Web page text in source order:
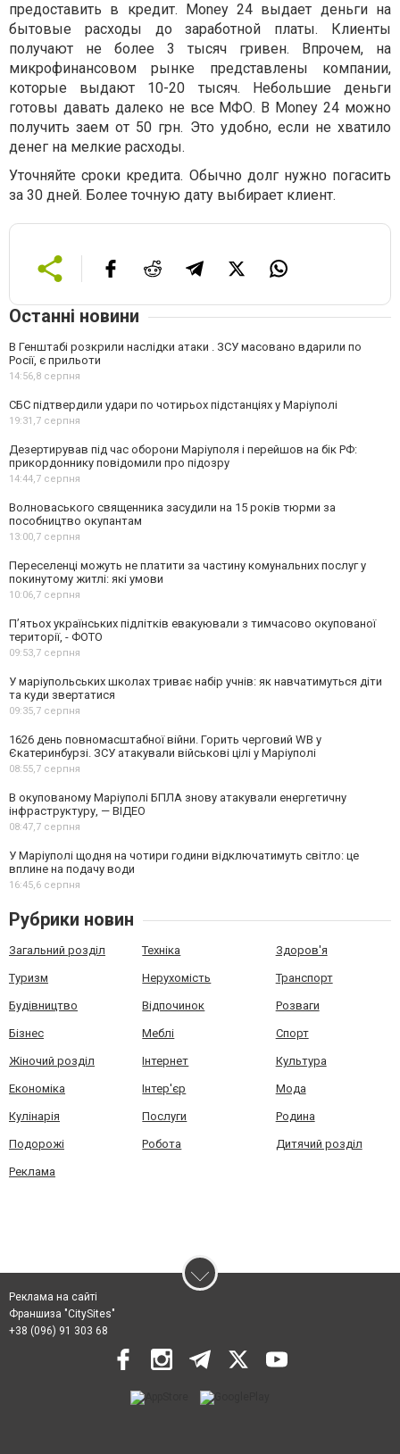
предоставить в кредит. Money 24 выдает деньги на
бытовые расходы до заработной платы. Клиенты
получают не более 3 тысяч гривен. Впрочем, на
микрофинансовом рынке представлены компании,
которые выдают 10-20 тысяч. Небольшие деньги
готовы давать далеко не все МФО. В Money 24 можно
получить заем от 50 грн. Это удобно, если не хватило
денег на мелкие расходы.
Уточняйте сроки кредита. Обычно долг нужно погасить
за 30 дней. Более точную дату выбирает клиент.
Останні новини
В Генштабі розкрили наслідки атаки . ЗСУ масовано вдарили по
Росії, є прильоти
14:56,8 серпня
СБС підтвердили удари по чотирьох підстанціях у Маріуполі
19:31,7 серпня
Дезертирував під час оборони Маріуполя і перейшов на бік РФ:
прикордоннику повідомили про підозру
14:44,7 серпня
Волноваського священника засудили на 15 років тюрми за
пособництво окупантам
13:00,7 серпня
Переселенці можуть не платити за частину комунальних послуг у
покинутому житлі: які умови
10:06,7 серпня
П’ятьох українських підлітків евакуювали з тимчасово окупованої
території, - ФОТО
09:53,7 серпня
У маріупольських школах триває набір учнів: як навчатимуться діти
та куди звертатися
09:35,7 серпня
1626 день повномасштабної війни. Горить черговий WB у
Єкатеринбурзі. ЗСУ атакували військові цілі у Маріуполі
08:55,7 серпня
В окупованому Маріуполі БПЛА знову атакували енергетичну
інфраструктуру, — ВІДЕО
08:47,7 серпня
У Маріуполі щодня на чотири години відключатимуть світло: це
вплине на подачу води
16:45,6 серпня
Рубрики новин
Загальний розділ Техніка Здоров'я
Туризм Нерухомість Транспорт
Будівництво Відпочинок Розваги
Бізнес Меблі Спорт
Жіночий розділ Інтернет Культура
Економіка Інтер'єр Мода
Кулінарія Послуги Родина
Подорожі Робота Дитячий розділ
Реклама
Реклама на сайті
Франшиза "CitySites"
+38 (096) 91 303 68